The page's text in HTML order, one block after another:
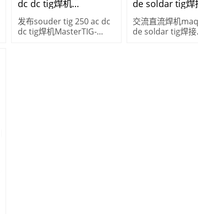
dc dc tig焊机
MasterTIG-250AC
发布souder tig 250 ac dc
dc tig焊机MasterTIG-
de soldar tig焊
MASTERTIG-
交流直流焊机
de soldar tig焊接